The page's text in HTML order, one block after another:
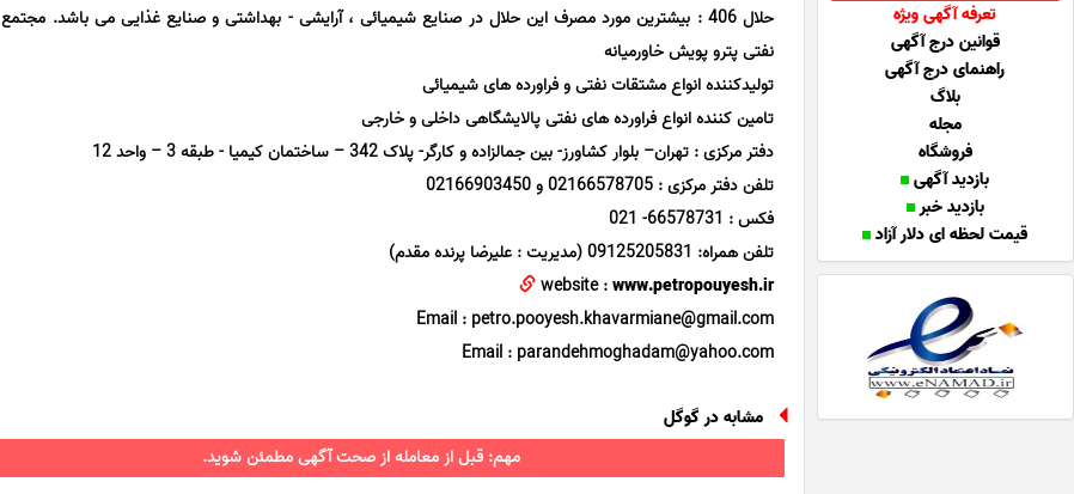
حلال 406 : بیشترین مورد مصرف این حلال در صنایع شیمیائی ، آرایشی - بهداشتی و صنایع غذایی می باشد. مجتمع
نفتی پترو پویش خاورمیانه
تولیدکننده انواع مشتقات نفتی و فراورده های شیمیائی
تامین کننده انواع فراورده های نفتی پالایشگاهی داخلی و خارجی
دفتر مرکزی : تهران– بلوار کشاورز- بین جمالزاده و کارگر- پلاک 342 – ساختمان کیمیا - طبقه 3 – واحد 12
تلفن دفتر مرکزی : 02166578705 و 02166903450
فکس : 66578731- 021
تلفن همراه: 09125205831 (مدیریت : علیرضا پرنده مقدم)
website :www.petropouyesh.ir
Email : petro.pooyesh.khavarmiane@gmail.com
Email : parandehmoghadam@yahoo.com
مشابه در گوگل
مهم: قبل از معامله از صحت آگهی مطمئن شوید.
تعرفه آگهی ویژه
قوانین درج آگهی
راهنمای درج آگهی
بلاگ
مجله
فروشگاه
بازدید آگهی
بازدید خبر
قیمت لحظه ای دلار آزاد